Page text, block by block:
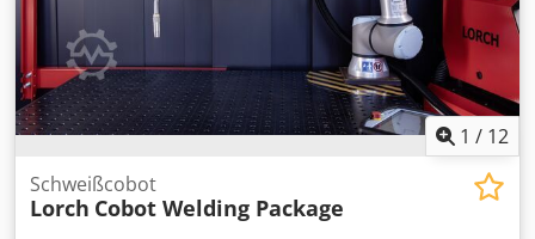
1 / 12
Schweißcobot
Lorch Cobot Welding Package